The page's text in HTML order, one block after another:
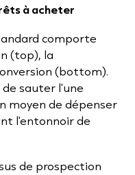
à acheter
comporte
(top), la
(bottom).
de sauter l'une
moyen de dépenser
l'entonnoir de
de prospection